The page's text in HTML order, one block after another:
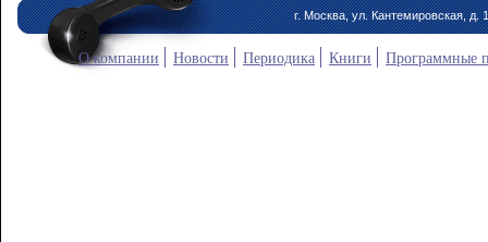
г. Москва, ул. Кантемировская, д.
О компании Новости Периодика Книги Программные